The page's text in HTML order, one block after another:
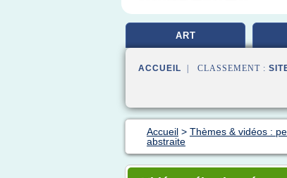
ART
ACCUEIL | CLASSEMENT :
Accueil > Thèmes & vidéos :
abstraite